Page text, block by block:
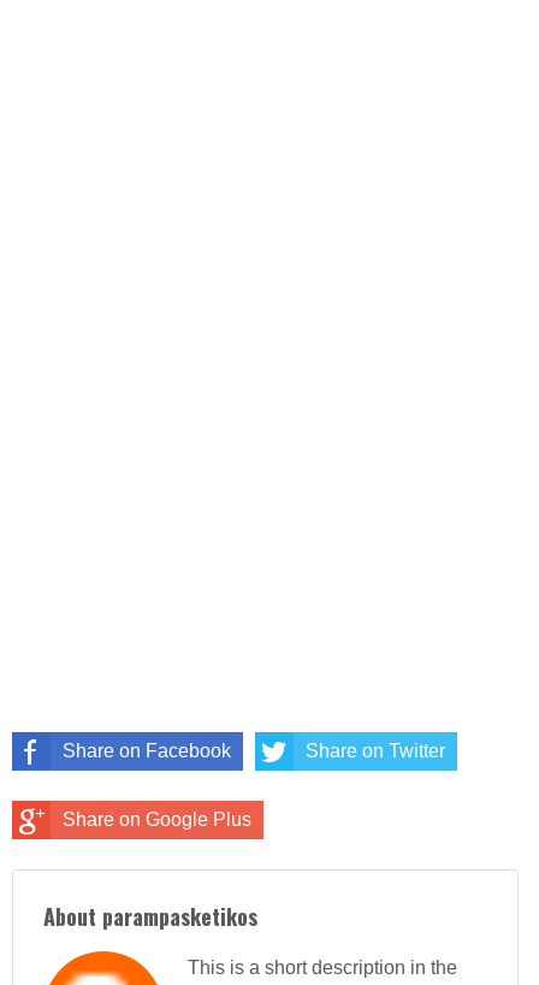
Share on Facebook Share on Twitter
Share on Google Plus
About parampasketikos
This is a short description in the